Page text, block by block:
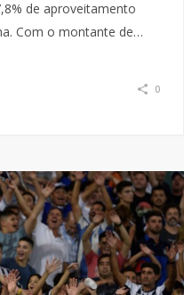
de aproveitamento
Com o montante de…
0